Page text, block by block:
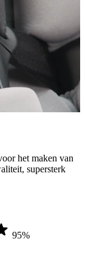
het maken van
supersterk
95%